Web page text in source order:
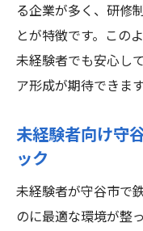
る企業が多く、研修
とが特徴です。この
未経験者でも安心し
ア形成が期待できます
未経験者向け守
ック
未経験者が守谷市で
のに最適な環境が整